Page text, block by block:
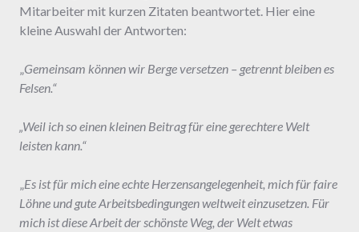
Mitarbeiter mit kurzen Zitaten beantwortet. Hier eine
kleine Auswahl der Antworten:
„Gemeinsam können wir Berge versetzen – getrennt bleiben es
Felsen.“
„Weil ich so einen kleinen Beitrag für eine gerechtere Welt
leisten kann.“
„Es ist für mich eine echte Herzensangelegenheit, mich für faire
Löhne und gute Arbeitsbedingungen weltweit einzusetzen. Für
mich ist diese Arbeit der schönste Weg, der Welt etwas